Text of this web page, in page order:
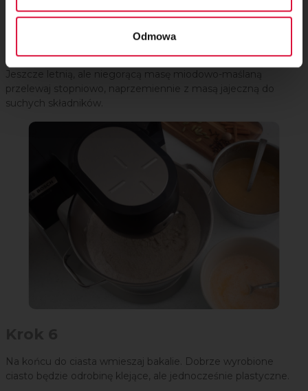
Odmowa
Jeszcze letnią, ale niegorącą masę miodowo-maślaną
przelewaj stopniowo, naprzemiennie z masą jajeczną do
suchych składników.
Na końcu do ciasta wmieszaj bakalie.
Dobrze wyrobione
ciasto będzie odrobinę klejące, ale jednocześnie plastyczne.